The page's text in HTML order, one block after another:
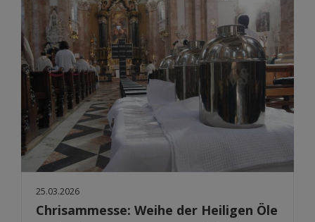
25.03.2026
Chrisammesse: Weihe der Heiligen Öle